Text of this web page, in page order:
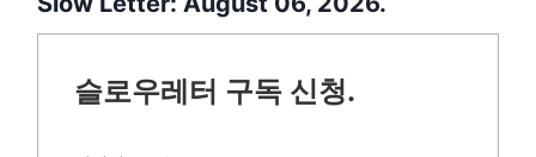
슬로우레터 구독 신청.